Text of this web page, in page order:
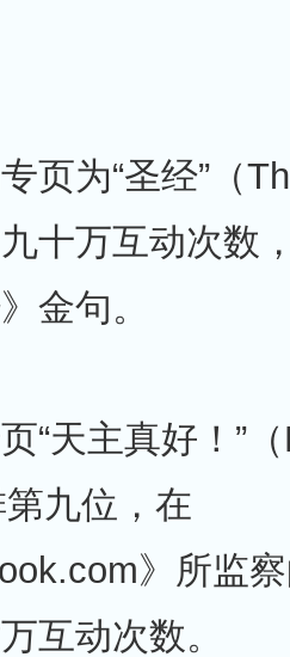
页为“圣经”（
十万互动次数
金句。
“天主真好！”
九位，在
》所监
互动次数。